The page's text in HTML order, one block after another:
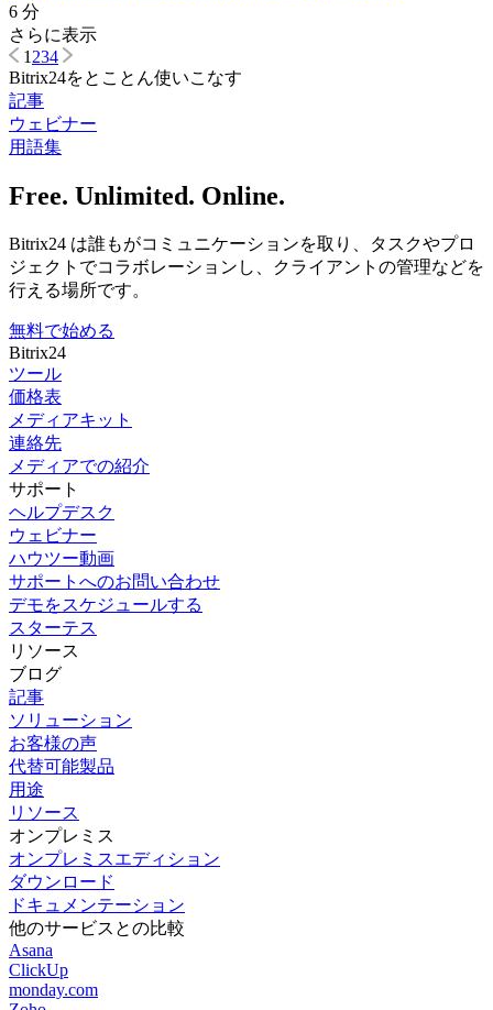
6 分
さらに表示
1 234
Bitrix24をとことん使いこなす
記事
ウェビナー
用語集
Free. Unlimited. Online.
Bitrix24 は誰もがコミュニケーションを取り、タスクやプロ
ジェクトでコラボレーションし、クライアントの管理などを
行える場所です。
無料で始める
Bitrix24
ツール
価格表
メディアキット
連絡先
メディアでの紹介
サポート
ヘルプデスク
ウェビナー
ハウツー動画
サポートへのお問い合わせ
デモをスケジュールする
スターテス
リソース
ブログ
記事
ソリューション
お客様の声
代替可能製品
用途
リソース
オンプレミス
オンプレミスエディション
ダウンロード
ドキュメンテーション
他のサービスとの比較
Asana
ClickUp
monday.com